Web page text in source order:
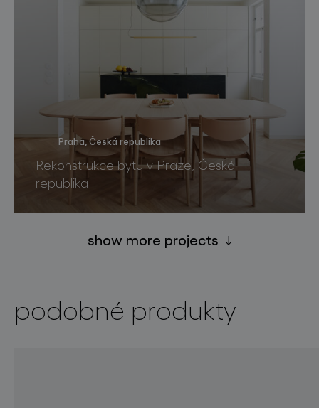
Praha, Česká republika
Rekonstrukce bytu v Praze, Česká
republika
show more projects
podobné produkty